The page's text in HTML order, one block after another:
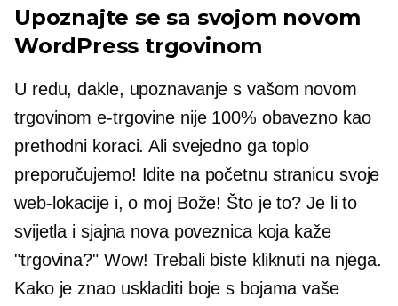
Upoznajte se sa svojom novom
WordPress trgovinom
U redu, dakle, upoznavanje s vašom novom
trgovinom e-trgovine nije 100% obavezno kao
prethodni koraci. Ali svejedno ga toplo
preporučujemo! Idite na početnu stranicu svoje
web-lokacije i, o moj Bože! Što je to? Je li to
svijetla i sjajna nova poveznica koja kaže
"trgovina?" Wow! Trebali biste kliknuti na njega.
Kako je znao uskladiti boje s bojama vaše